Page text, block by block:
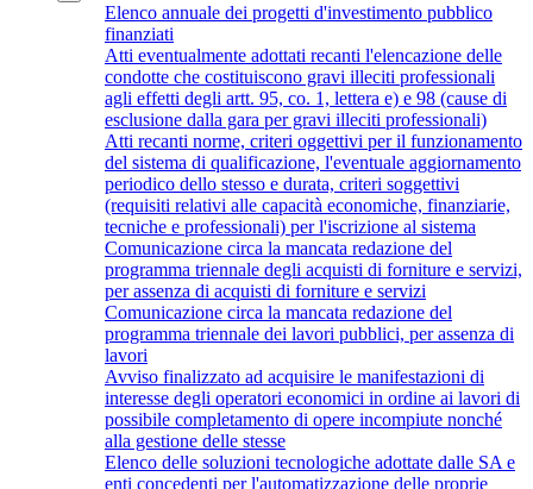
Elenco annuale dei progetti d'investimento pubblico
finanziati
Atti eventualmente adottati recanti l'elencazione delle
condotte che costituiscono gravi illeciti professionali
agli effetti degli artt. 95, co. 1, lettera e) e 98 (cause di
esclusione dalla gara per gravi illeciti professionali)
Atti recanti norme, criteri oggettivi per il funzionamento
del sistema di qualificazione, l'eventuale aggiornamento
periodico dello stesso e durata, criteri soggettivi
(requisiti relativi alle capacità economiche, finanziarie,
tecniche e professionali) per l'iscrizione al sistema
Comunicazione circa la mancata redazione del
programma triennale degli acquisti di forniture e servizi,
per assenza di acquisti di forniture e servizi
Comunicazione circa la mancata redazione del
programma triennale dei lavori pubblici, per assenza di
lavori
Avviso finalizzato ad acquisire le manifestazioni di
interesse degli operatori economici in ordine ai lavori di
possibile completamento di opere incompiute nonché
alla gestione delle stesse
Elenco delle soluzioni tecnologiche adottate dalle SA e
enti concedenti per l'automatizzazione delle proprie